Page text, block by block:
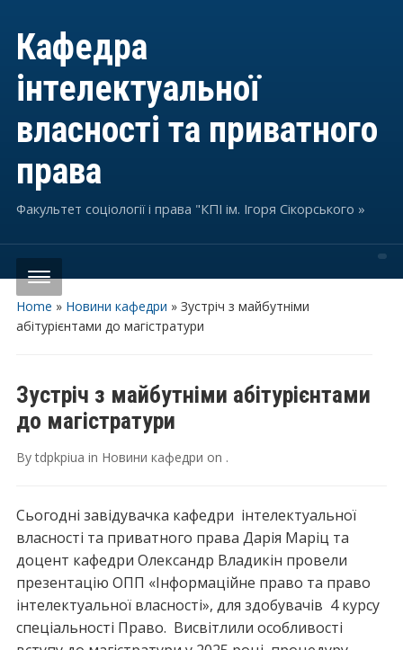
Кафедра
інтелектуальної
власності та приватного
права
Факультет соціології і права "КПІ ім. Ігоря Сікорського »
Home » Новини кафедри » Зустріч з майбутніми
абітурієнтами до магістратури
Зустріч з майбутніми абітурієнтами
до магістратури
Bytdpkpiua in Новини кафедри on .
Сьогодні завідувачка кафедри інтелектуальної
власності та приватного права Дарія Маріц та
доцент кафедри Олександр Владикін провели
презентацію ОПП «Інформаційне право та право
інтелектуальної власності», для здобувачів 4 курсу
спеціальності Право. Висвітлили особливості